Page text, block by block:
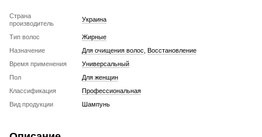
Страна
производитель
Украина
Тип волос
Жирные
Назначение
Для очищения волос Восстановление
Время применения
Универсальный
Пол
Для женщин
Классификация
Профессиональная
Вид продукции
Шампунь